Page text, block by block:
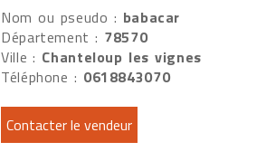
Nom ou pseudo : babacar
Département : 78570
Ville : Chanteloup les vignes
Téléphone : 0618843070